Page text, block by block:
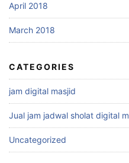
April 2018
March 2018
CATEGORIES
jam digital masjid
Jual jam jadwal sholat digital
Uncategorized